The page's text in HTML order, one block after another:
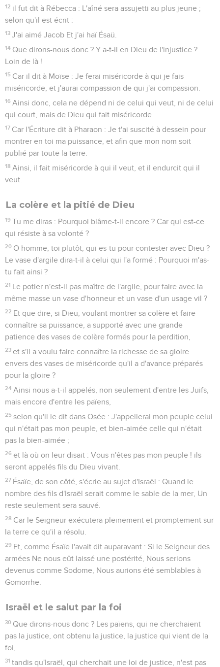
12 il fut dit à Rébecca : L'aîné sera assujetti au plus jeune ;
selon qu'il est écrit :
13 J'ai aimé Jacob Et j'ai haï Ésaü.
14 Que dirons-nous donc ? Y a-t-il en Dieu de l'injustice ?
Loin de là !
15 Car il dit à Moïse : Je ferai miséricorde à qui je fais
miséricorde, et j'aurai compassion de qui j'ai compassion.
16 Ainsi donc, cela ne dépend ni de celui qui veut, ni de celui
qui court, mais de Dieu qui fait miséricorde.
17 Car l'Écriture dit à Pharaon : Je t'ai suscité à dessein pour
montrer en toi ma puissance, et afin que mon nom soit
publié par toute la terre.
18 Ainsi, il fait miséricorde à qui il veut, et il endurcit qui il
veut.
La colère et la pitié de Dieu
19 Tu me diras : Pourquoi blâme-t-il encore ? Car qui est-ce
qui résiste à sa volonté ?
20 O homme, toi plutôt, qui es-tu pour contester avec Dieu ?
Le vase d'argile dira-t-il à celui qui l'a formé : Pourquoi m'as-
tu fait ainsi ?
21 Le potier n'est-il pas maître de l'argile, pour faire avec la
même masse un vase d'honneur et un vase d'un usage vil ?
22 Et que dire, si Dieu, voulant montrer sa colère et faire
connaître sa puissance, a supporté avec une grande
patience des vases de colère formés pour la perdition,
23 et s'il a voulu faire connaître la richesse de sa gloire
envers des vases de miséricorde qu'il a d'avance préparés
pour la gloire ?
24 Ainsi nous a-t-il appelés, non seulement d'entre les Juifs,
mais encore d'entre les païens,
25 selon qu'il le dit dans Osée : J'appellerai mon peuple celui
qui n'était pas mon peuple, et bien-aimée celle qui n'était
pas la bien-aimée ;
26 et là où on leur disait : Vous n'êtes pas mon peuple ! ils
seront appelés fils du Dieu vivant.
27 Ésaïe, de son côté, s'écrie au sujet d'Israël : Quand le
nombre des fils d'Israël serait comme le sable de la mer, Un
reste seulement sera sauvé.
28 Car le Seigneur exécutera pleinement et promptement sur
la terre ce qu'il a résolu.
29 Et, comme Ésaïe l'avait dit auparavant : Si le Seigneur des
armées Ne nous eût laissé une postérité, Nous serions
devenus comme Sodome, Nous aurions été semblables à
Gomorrhe.
Israël et le salut par la foi
30 Que dirons-nous donc ? Les païens, qui ne cherchaient
pas la justice, ont obtenu la justice, la justice qui vient de la
foi,
31 tandis qu'Israël, qui cherchait une loi de justice, n'est pas